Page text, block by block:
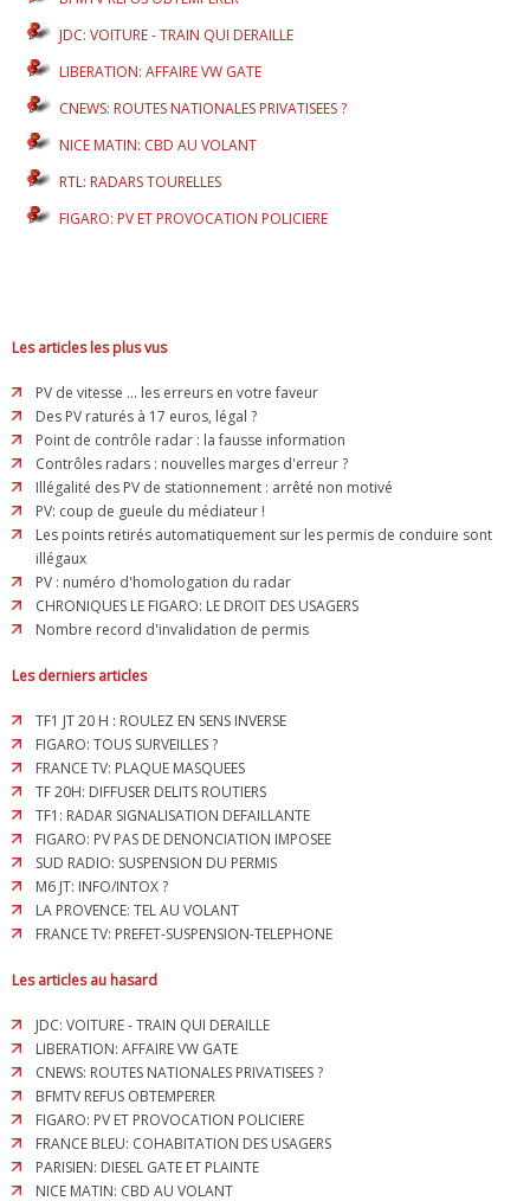
JDC: VOITURE - TRAIN QUI DERAILLE
LIBERATION: AFFAIRE VW GATE
CNEWS: ROUTES NATIONALES PRIVATISEES ?
NICE MATIN: CBD AU VOLANT
RTL: RADARS TOURELLES
FIGARO: PV ET PROVOCATION POLICIERE
Les articles les plus vus
PV de vitesse ... les erreurs en votre faveur
Des PV raturés à 17 euros, légal ?
Point de contrôle radar : la fausse information
Contrôles radars : nouvelles marges d'erreur ?
Illégalité des PV de stationnement : arrêté non motivé
PV: coup de gueule du médiateur !
Les points retirés automatiquement sur les permis de conduire sont
illégaux
PV : numéro d'homologation du radar
CHRONIQUES LE FIGARO: LE DROIT DES USAGERS
Nombre record d'invalidation de permis
Les derniers articles
TF1 JT 20 H : ROULEZ EN SENS INVERSE
FIGARO: TOUS SURVEILLES ?
FRANCE TV: PLAQUE MASQUEES
TF 20H: DIFFUSER DELITS ROUTIERS
TF1: RADAR SIGNALISATION DEFAILLANTE
FIGARO: PV PAS DE DENONCIATION IMPOSEE
SUD RADIO: SUSPENSION DU PERMIS
M6 JT: INFO/INTOX ?
LA PROVENCE: TEL AU VOLANT
FRANCE TV: PREFET-SUSPENSION-TELEPHONE
Les articles au hasard
JDC: VOITURE - TRAIN QUI DERAILLE
LIBERATION: AFFAIRE VW GATE
CNEWS: ROUTES NATIONALES PRIVATISEES ?
BFMTV REFUS OBTEMPERER
FIGARO: PV ET PROVOCATION POLICIERE
FRANCE BLEU: COHABITATION DES USAGERS
PARISIEN: DIESEL GATE ET PLAINTE
NICE MATIN: CBD AU VOLANT